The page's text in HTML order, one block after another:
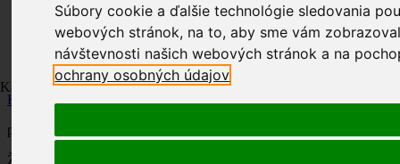
Súbory cookie a ďalšie technológie sledovania
webových stránok, na to, aby sme vám
návštevnosti našich webových stránok a na
ochrany osobných údajov
Kategórie
Kategórie
Položiek 0 ks ks 0
Spolu
Objednať
Účet
Košík
produkt
Žiadne produkty